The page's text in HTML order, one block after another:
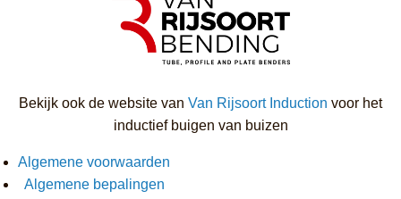
Bekijk ook de website van Van Rijsoort Induction voor het
inductief buigen van buizen
Algemene voorwaarden
Algemene bepalingen